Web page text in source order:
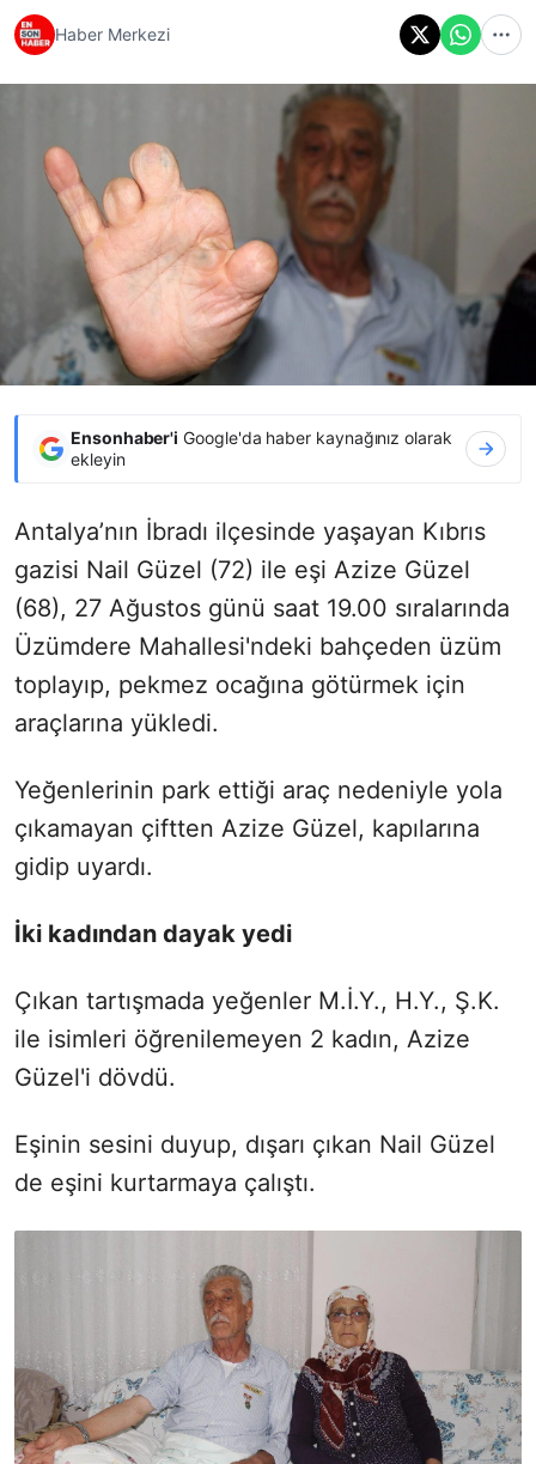
Haber Merkezi
Ensonhaber'i Google'da haber kaynağınız olarak
ekleyin
Antalya’nın İbradı ilçesinde yaşayan Kıbrıs
gazisi Nail Güzel (72) ile eşi Azize Güzel
(68), 27 Ağustos günü saat 19.00 sıralarında
Üzümdere Mahallesi'ndeki bahçeden üzüm
toplayıp, pekmez ocağına götürmek için
araçlarına yükledi.
Yeğenlerinin park ettiği araç nedeniyle yola
çıkamayan çiftten Azize Güzel, kapılarına
gidip uyardı.
İki kadından dayak yedi
Çıkan tartışmada yeğenler M.İ.Y., H.Y., Ş.K.
ile isimleri öğrenilemeyen 2 kadın, Azize
Güzel'i dövdü.
Eşinin sesini duyup, dışarı çıkan Nail Güzel
de eşini kurtarmaya çalıştı.